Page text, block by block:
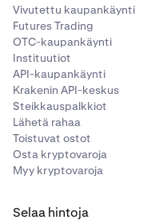
Vivutettu kaupankäynti
Futures Trading
OTC-kaupankäynti
Instituutiot
API-kaupankäynti
Krakenin API-keskus
Steikkauspalkkiot
Lähetä rahaa
Toistuvat ostot
Osta kryptovaroja
Myy kryptovaroja
Selaa hintoja